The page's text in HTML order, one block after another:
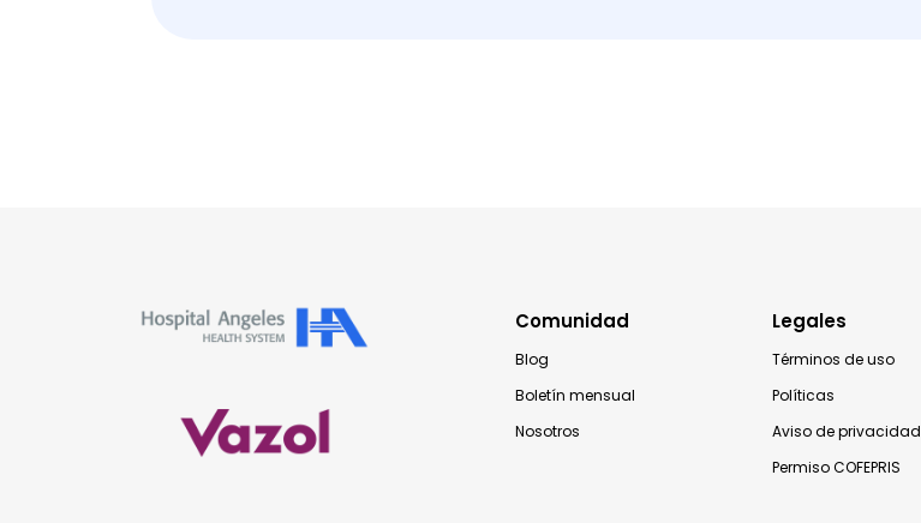
Comunidad
Blog
Boletín mensual
Nosotros
Legales
Términos de uso
Políticas
Aviso de privacidad
Permiso COFEPRIS